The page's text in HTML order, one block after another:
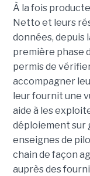
À la fois
Netto et leurs
données, depuis
première phase
permis de
accompagner
leur fournit une
aide à les
déploiement sur
enseignes de
chain de façon
auprès des